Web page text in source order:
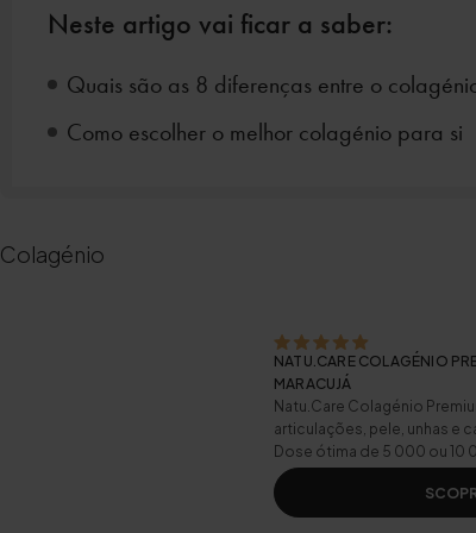
Neste artigo vai ficar a saber:
Quais são as 8 diferenças entre o
Como escolher o melhor colagénio para si
Colagénio
NATU.CARE COLAGÉNIO
MARACUJÁ
Natu.Care Colagénio
articulações, pele, unhas e
Dose ótima de 5 000 ou 10
laboratório independente.